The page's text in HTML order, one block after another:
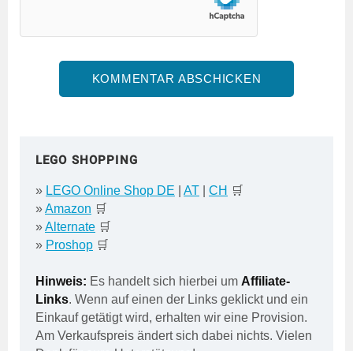
LEGO SHOPPING
» LEGO Online Shop DE AT CH 🛒
»Amazon 🛒
»Alternate 🛒
» Proshop 🛒
Hinweis: Es handelt sich hierbei um Affiliate-
Links. Wenn auf einen der Links geklickt und ein
Einkauf getätigt wird, erhalten wir eine Provision.
Am Verkaufspreis ändert sich dabei nichts. Vielen